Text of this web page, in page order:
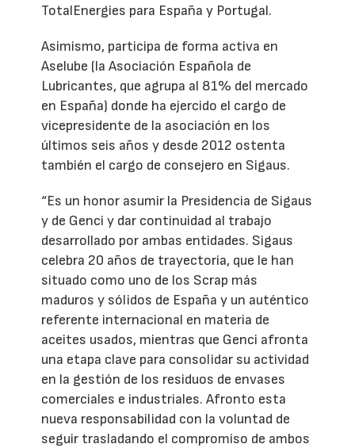
TotalEnergies para España y Portugal.
Asimismo, participa de forma activa en
Aselube (la Asociación Española de
Lubricantes, que agrupa al 81% del mercado
en España) donde ha ejercido el cargo de
vicepresidente de la asociación en los
últimos seis años y desde 2012 ostenta
también el cargo de consejero en Sigaus.
“Es un honor asumir la Presidencia de Sigaus
y de Genci y dar continuidad al trabajo
desarrollado por ambas entidades. Sigaus
celebra 20 años de trayectoria, que le han
situado como uno de los Scrap más
maduros y sólidos de España y un auténtico
referente internacional en materia de
aceites usados, mientras que Genci afronta
una etapa clave para consolidar su actividad
en la gestión de los residuos de envases
comerciales e industriales. Afronto esta
nueva responsabilidad con la voluntad de
seguir trasladando el compromiso de ambos